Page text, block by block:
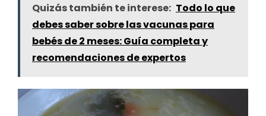
Quizás también te interese: Todo lo que
debes saber sobre las vacunas para
bebés de 2 meses: Guía completa y
recomendaciones de expertos